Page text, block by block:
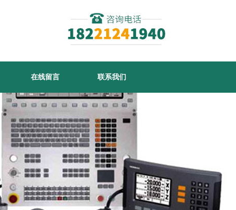
在线留言 联系我们